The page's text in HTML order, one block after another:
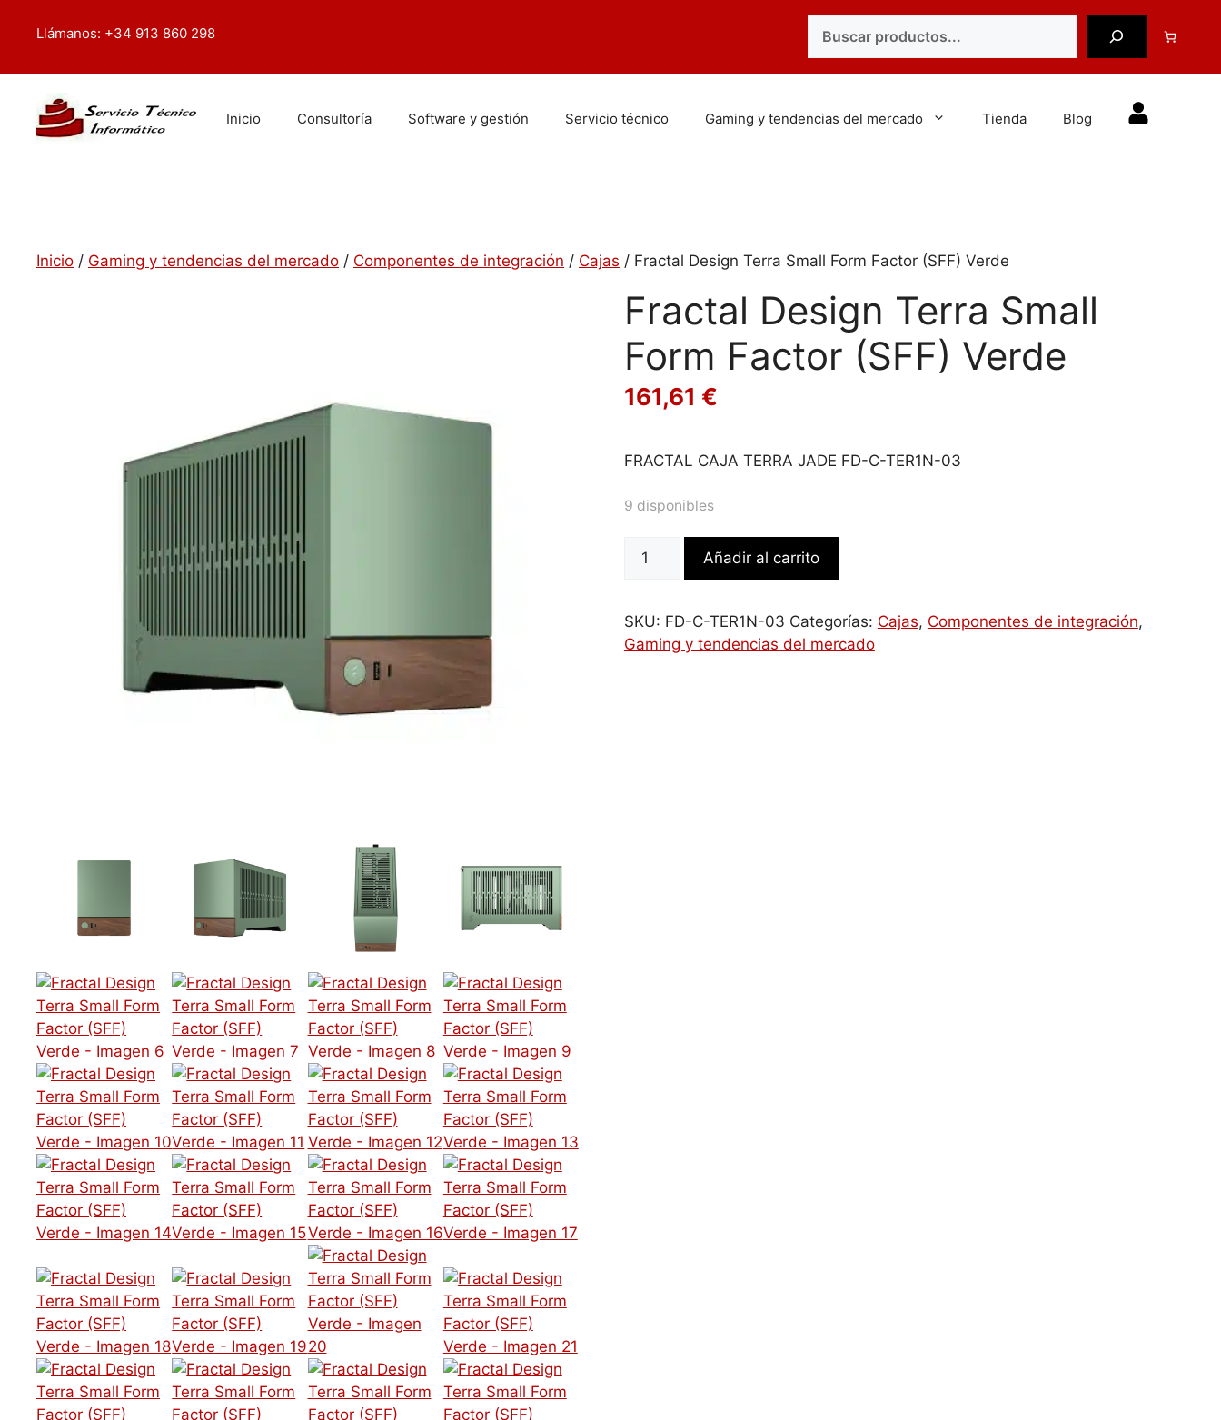
Llámanos: +34 913 860 298
Inicio Consultoría Software y gestión Servicio técnico Gaming y tendencias del mercado Tienda Blog
Inicio / Gaming y tendencias del mercado / Componentes de integración / Cajas / Fractal Design Terra Small Form Factor (SFF) Verde
Fractal Design Terra Small
Form Factor (SFF) Verde
161,61 €
FRACTAL CAJA TERRA JADE FD-C-TER1N-03
9 disponibles
Fractal
Small
Form
Añadir al carrito
SKU: FD-C-TER1N-03 Categorías: Cajas, Componentes de integración,
Gaming y tendencias del mercado